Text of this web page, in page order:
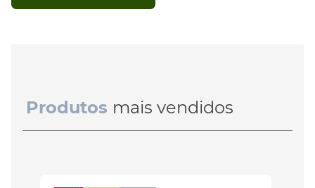
Produtos mais vendidos